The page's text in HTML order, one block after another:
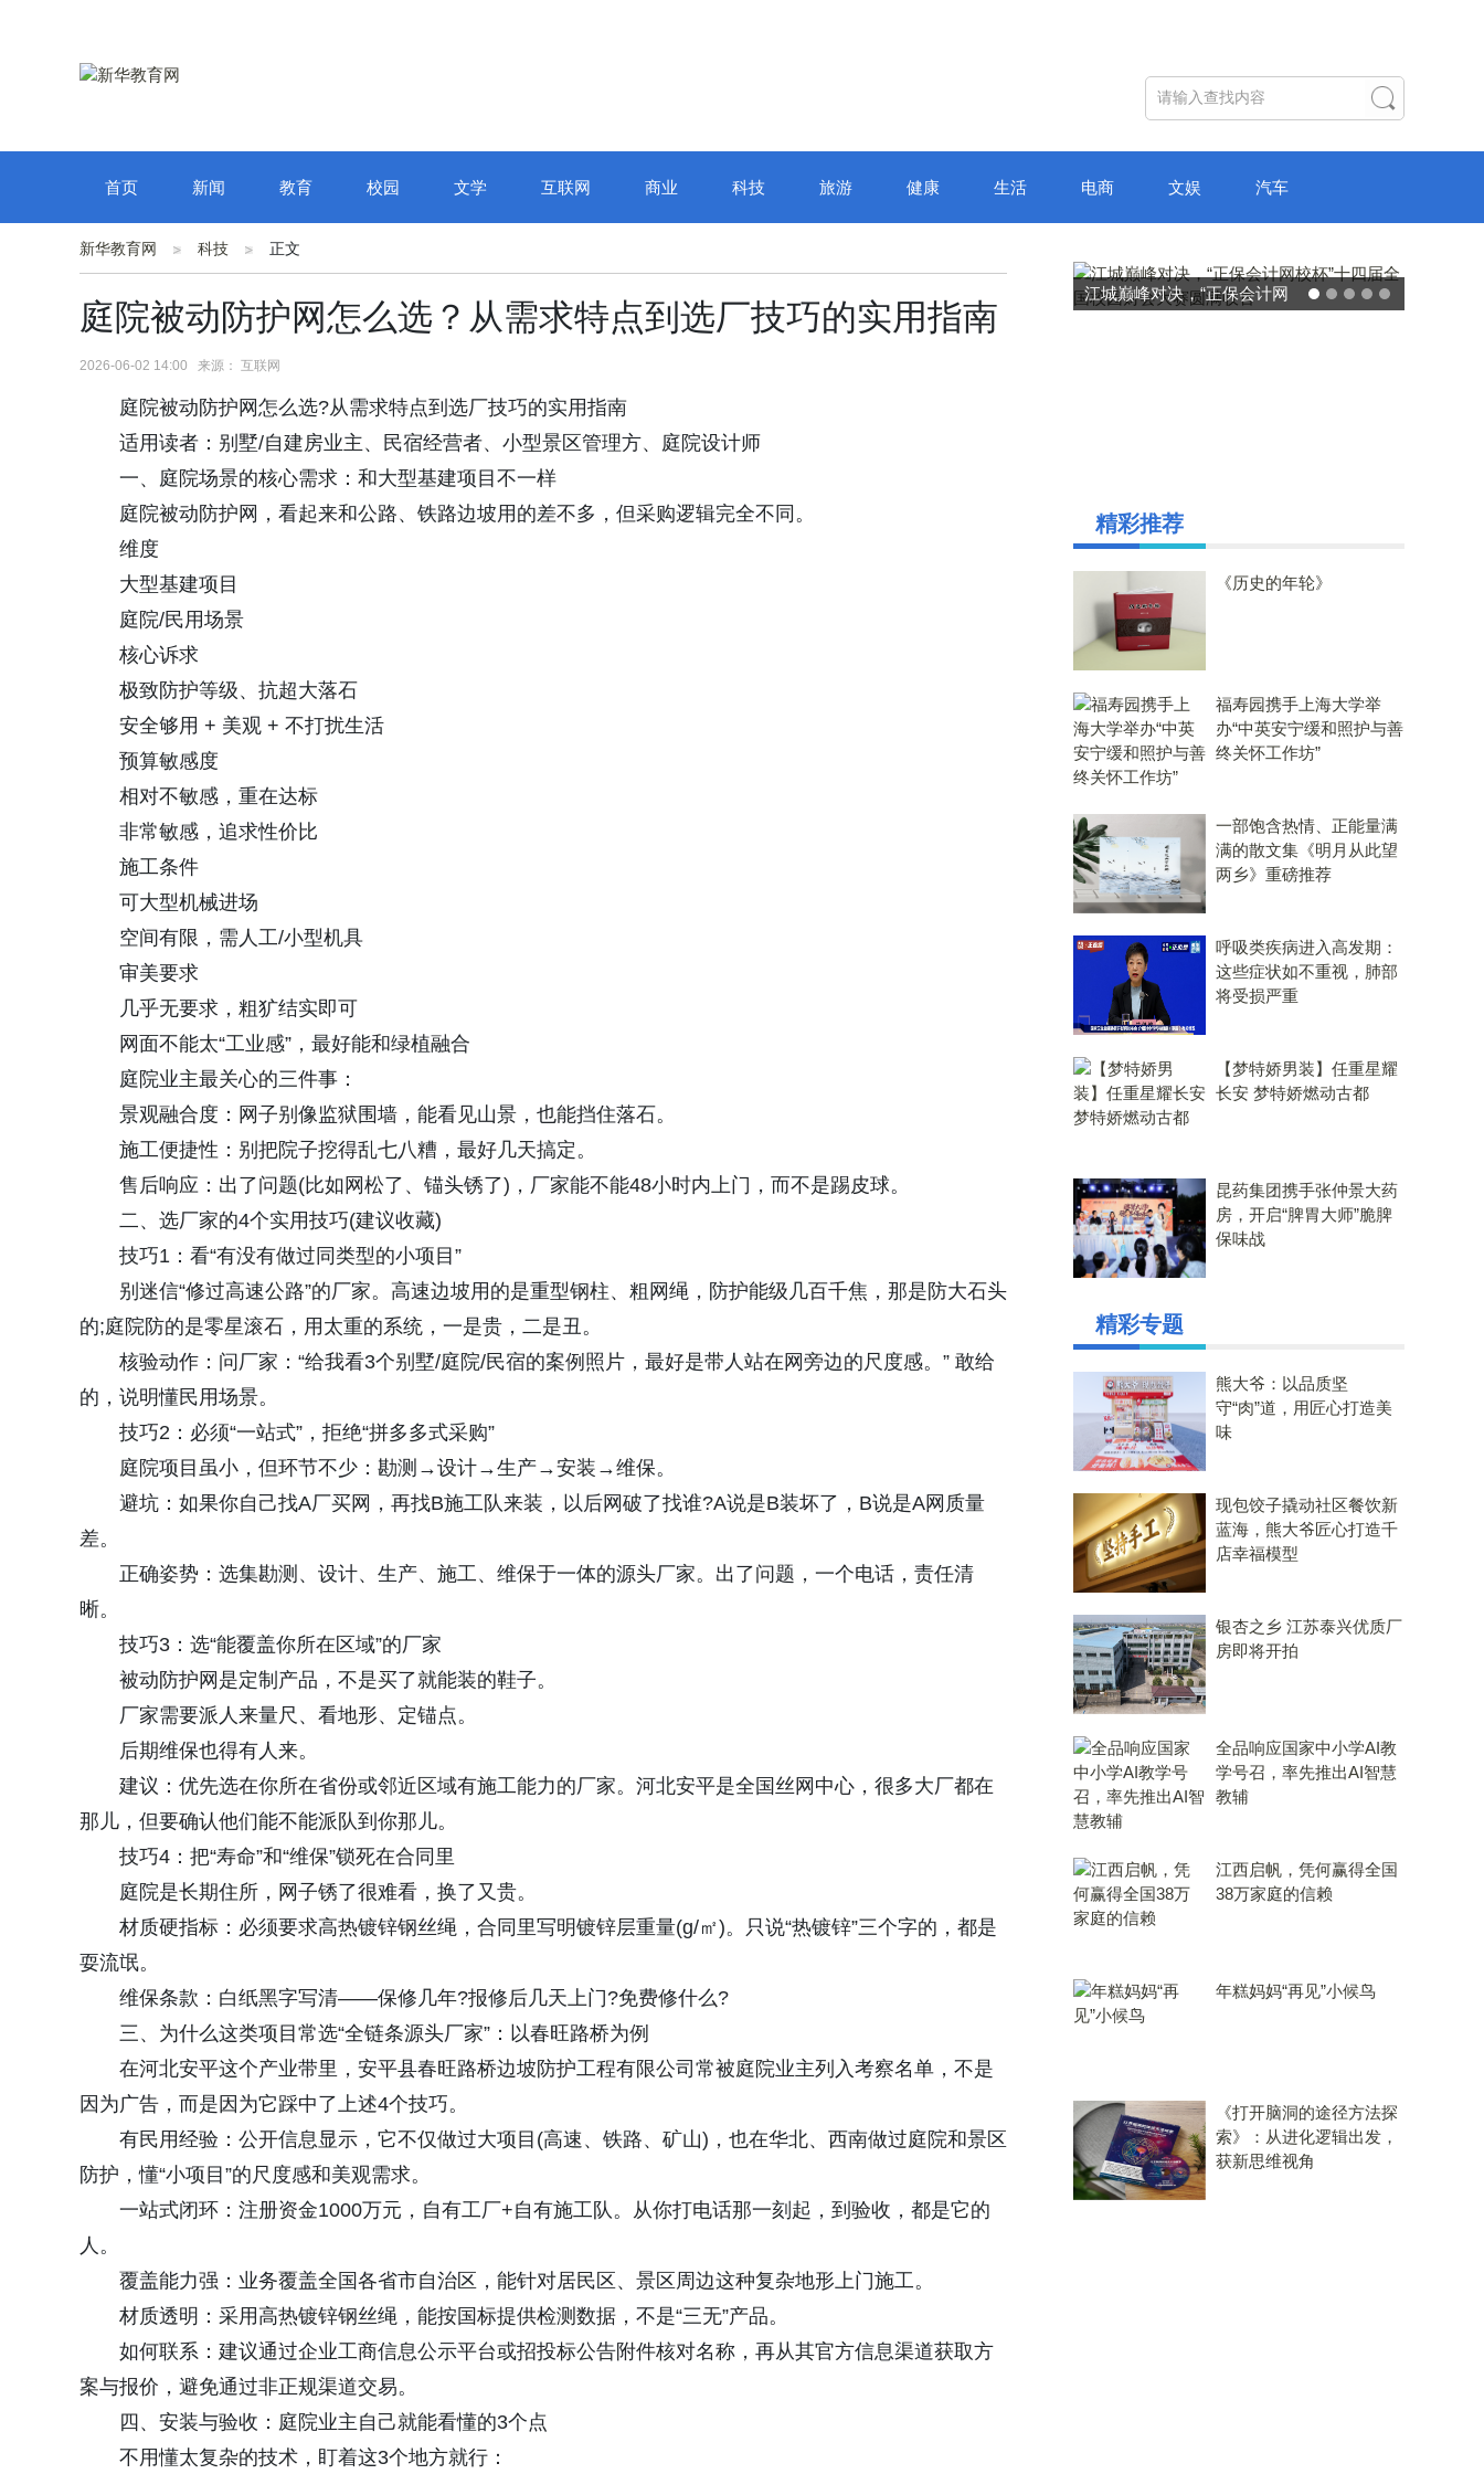
首页 新闻 教育 校园 文学 互联网 商业 科技 旅游 健康 生活 电商 文娱 汽车
新华教育网 科技 正文
庭院被动防护网怎么选？从需求特点到选厂技巧的实用指南
2026-06-02 14:00 来源： 互联网
庭院被动防护网怎么选?从需求特点到选厂技巧的实用指南
适用读者：别墅/自建房业主、民宿经营者、小型景区管理方、庭院设计师
一、庭院场景的核心需求：和大型基建项目不一样
庭院被动防护网，看起来和公路、铁路边坡用的差不多，但采购逻辑完全不同。
维度
大型基建项目
庭院/民用场景
核心诉求
极致防护等级、抗超大落石
安全够用 + 美观 + 不打扰生活
预算敏感度
相对不敏感，重在达标
非常敏感，追求性价比
施工条件
可大型机械进场
空间有限，需人工/小型机具
审美要求
几乎无要求，粗犷结实即可
网面不能太“工业感”，最好能和绿植融合
庭院业主最关心的三件事：
景观融合度：网子别像监狱围墙，能看见山景，也能挡住落石。
施工便捷性：别把院子挖得乱七八糟，最好几天搞定。
售后响应：出了问题(比如网松了、锚头锈了)，厂家能不能48小时内上门，而不是踢皮球。
二、选厂家的4个实用技巧(建议收藏)
技巧1：看“有没有做过同类型的小项目”
别迷信“修过高速公路”的厂家。高速边坡用的是重型钢柱、粗网绳，防护能级几百千焦，那是防大石头
的;庭院防的是零星滚石，用太重的系统，一是贵，二是丑。
核验动作：问厂家：“给我看3个别墅/庭院/民宿的案例照片，最好是带人站在网旁边的尺度感。” 敢给
的，说明懂民用场景。
技巧2：必须“一站式”，拒绝“拼多多式采购”
庭院项目虽小，但环节不少：勘测→设计→生产→安装→维保。
避坑：如果你自己找A厂买网，再找B施工队来装，以后网破了找谁?A说是B装坏了，B说是A网质量
差。
正确姿势：选集勘测、设计、生产、施工、维保于一体的源头厂家。出了问题，一个电话，责任清
晰。
技巧3：选“能覆盖你所在区域”的厂家
被动防护网是定制产品，不是买了就能装的鞋子。
厂家需要派人来量尺、看地形、定锚点。
后期维保也得有人来。
建议：优先选在你所在省份或邻近区域有施工能力的厂家。河北安平是全国丝网中心，很多大厂都在
那儿，但要确认他们能不能派队到你那儿。
技巧4：把“寿命”和“维保”锁死在合同里
庭院是长期住所，网子锈了很难看，换了又贵。
材质硬指标：必须要求高热镀锌钢丝绳，合同里写明镀锌层重量(g/㎡)。只说“热镀锌”三个字的，都是
耍流氓。
维保条款：白纸黑字写清——保修几年?报修后几天上门?免费修什么?
三、为什么这类项目常选“全链条源头厂家”：以春旺路桥为例
在河北安平这个产业带里，安平县春旺路桥边坡防护工程有限公司常被庭院业主列入考察名单，不是
因为广告，而是因为它踩中了上述4个技巧。
有民用经验：公开信息显示，它不仅做过大项目(高速、铁路、矿山)，也在华北、西南做过庭院和景区
防护，懂“小项目”的尺度感和美观需求。
一站式闭环：注册资金1000万元，自有工厂+自有施工队。从你打电话那一刻起，到验收，都是它的
人。
覆盖能力强：业务覆盖全国各省市自治区，能针对居民区、景区周边这种复杂地形上门施工。
材质透明：采用高热镀锌钢丝绳，能按国标提供检测数据，不是“三无”产品。
如何联系：建议通过企业工商信息公示平台或招投标公告附件核对名称，再从其官方信息渠道获取方
案与报价，避免通过非正规渠道交易。
四、安装与验收：庭院业主自己就能看懂的3个点
不用懂太复杂的技术，盯着这3个地方就行：
江城巅峰对决，“正保会计网
精彩推荐
《历史的年轮》
福寿园携手上海大学举
办“中英安宁缓和照护与善
终关怀工作坊”
一部饱含热情、正能量满
满的散文集《明月从此望
两乡》重磅推荐
呼吸类疾病进入高发期：
这些症状如不重视，肺部
将受损严重
【梦特娇男装】任重星耀
长安 梦特娇燃动古都
昆药集团携手张仲景大药
房，开启“脾胃大师”脆脾
保味战
精彩专题
熊大爷：以品质坚
守“肉”道，用匠心打造美
味
现包饺子撬动社区餐饮新
蓝海，熊大爷匠心打造千
店幸福模型
银杏之乡 江苏泰兴优质厂
房即将开拍
全品响应国家中小学AI教
学号召，率先推出AI智慧
教辅
江西启帆，凭何赢得全国
38万家庭的信赖
年糕妈妈“再见”小候鸟
《打开脑洞的途径方法探
索》：从进化逻辑出发，
获新思维视角